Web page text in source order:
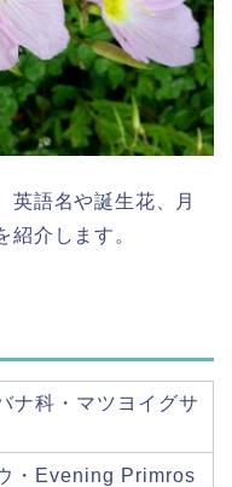
英語名や誕生花、月
紹介します。
ナ科・マツヨイグサ
・Evening Primros